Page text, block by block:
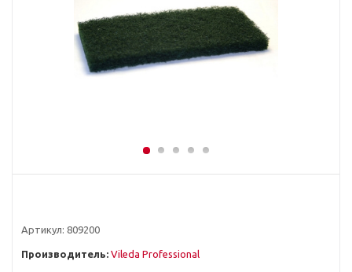
Артикул: 809200
Производитель: Vileda Professional